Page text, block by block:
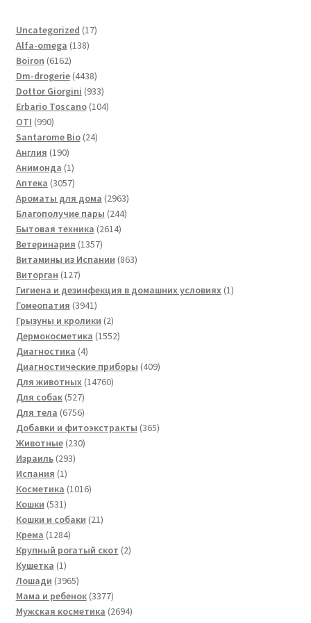
Uncategorized 1717
Alfa-omega 138138
Boiron 61626162
товара
Dm-drogerie 44384438
товаров
Dottor Giorgini 933933
товара
Erbario Toscano 104104
OTI 990990
товаров
Santarome Bio 2424
Англия 190190
товаров
Анимонда 11
товар
Аптека 30573057
товаров
Ароматы для дома 29632963
товара
Благополучие пары 244244
Бытовая техника 26142614
Ветеринария 13571357
товаров
Витамины из Испании 863863
Виторган 127127
товаров
Гигиена и дезинфекция в домашних условиях 11
Гомеопатия 39413941
товар
Грызуны и кролики 22
товара
Дермокосметика 15521552
Диагностика 44
товара
Диагностические приборы 409409
Для животных 1476014760
Для собак 527527
товаров
Для тела 67566756
товаров
Добавки и фитоэкстракты 365365
Животные 230230
Израиль 293293
Испания 11
товар
Косметика 10161016
Кошки 531531
товар
Кошки и собаки 2121
Крема 12841284
товара
Крупный рогатый скот 22
Кушетка 11
товар
Лошади 39653965
товаров
Мама и ребенок 33773377
товаров
Мужская косметика 26942694